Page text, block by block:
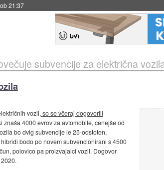
ob 21:23
subvencije za električna
vozil, so se včeraj dogovorili
znaša 4000 evrov za avtomobile, cenejše od
bo dvig subvencije le 25-odstoten,
bodo po novem subvencionirani s 4500
polovico pa proizvajalci vozil. Dogovor